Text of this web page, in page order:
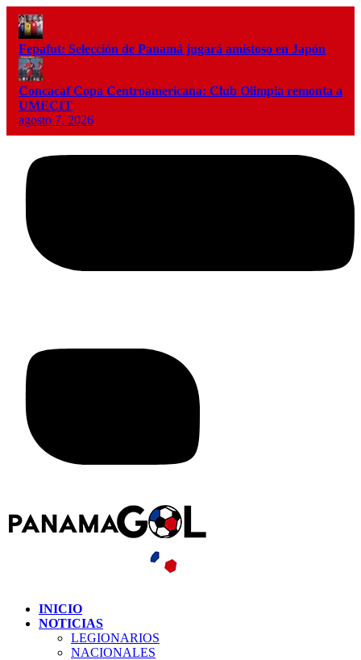
Fepafut: Selección de Panamá jugará amistoso en Japón
Concacaf Copa Centroamericana: Club Olimpia remonta a
UMECIT
agosto 7, 2026
INICIO
NOTICIAS
LEGIONARIOS
NACIONALES